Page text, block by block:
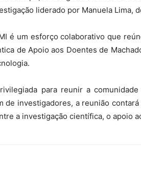
liderado por Manuela Lima,
é um esforço colaborativo que
de Apoio aos Doentes de
para reunir a
de investigadores, a reunião
a investigação científica, o apoio